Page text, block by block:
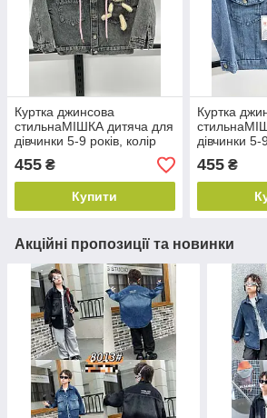
Куртка джинсова
стильнаМІШКА дитяча для
дівчинки 5-9 років, колір
уточнюйте під час
замовлення
455 ₴
Купити
Куртка
дівчинки 5-
уточнюйте
замовлення
455₴
Акційні пропозиції та новинки